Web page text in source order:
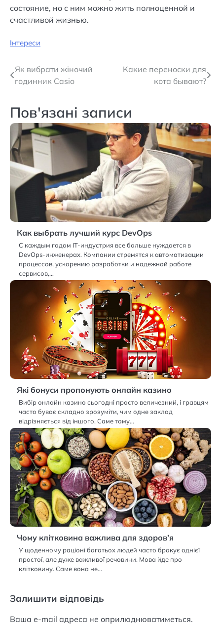
состояние, но с ним можно жить полноценной и
счастливой жизнью.
Інтереси
Навігація
записів
Як вибрати жіночий
годинник Casio
Какие переноски для
кота бывают?
Пов'язані записи
Как выбрать лучший курс DevOps
С каждым годом IT-индустрия все больше нуждается в
DevOps-инженерах. Компании стремятся к автоматизации
процессов, ускорению разработки и надежной работе
сервисов,…
Які бонуси пропонують онлайн казино
Вибір онлайн казино сьогодні просто величезний, і гравцям
часто буває складно зрозуміти, чим одне заклад
відрізняється від іншого. Саме тому…
Чому клітковина важлива для здоров’я
У щоденному раціоні багатьох людей часто бракує однієї
простої, але дуже важливої речовини. Мова йде про
клітковину. Саме вона не…
Залишити відповідь
Ваша e-mail адреса не оприлюднюватиметься.